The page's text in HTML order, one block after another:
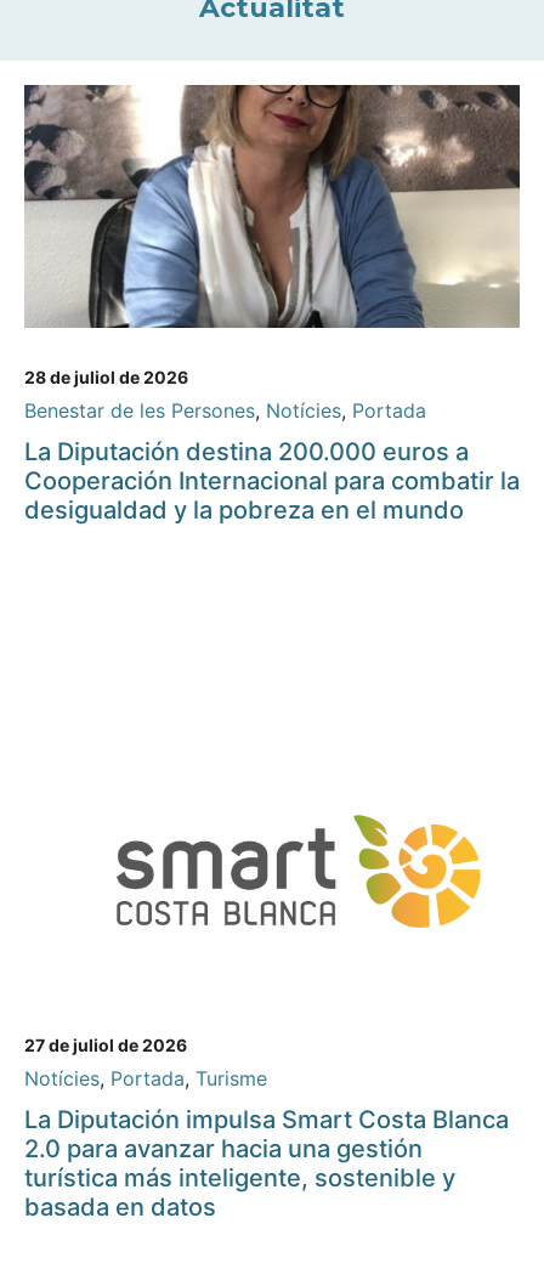
Actualitat
28 de juliol de 2026
Benestar de les Persones, Notícies, Portada
La Diputación destina 200.000 euros a
Cooperación Internacional para combatir la
desigualdad y la pobreza en el mundo
27 de juliol de 2026
Notícies, Portada, Turisme
La Diputación impulsa Smart Costa Blanca
2.0 para avanzar hacia una gestión
turística más inteligente, sostenible y
basada en datos